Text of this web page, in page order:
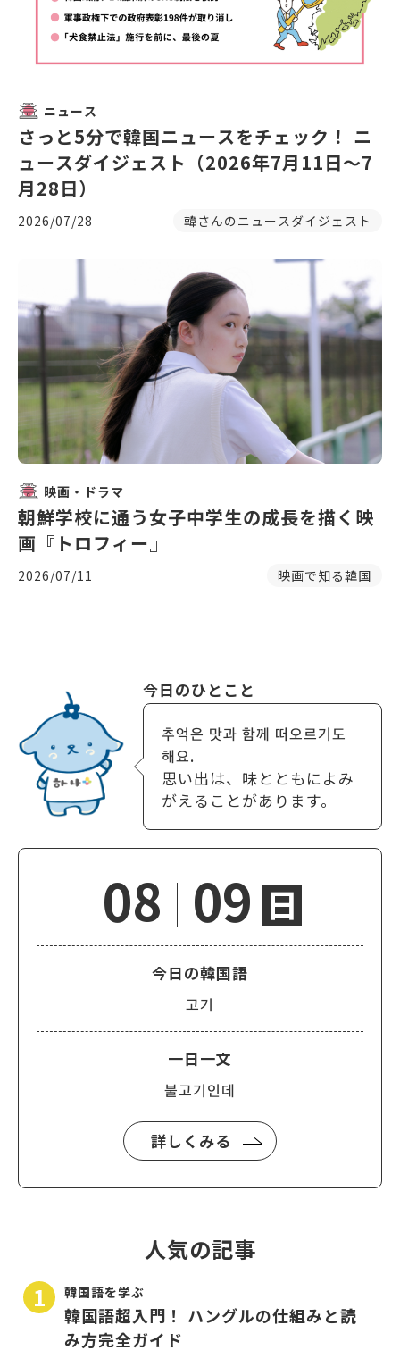
ニュース
さっと5分で韓国ニュースをチェック！ ニ
ュースダイジェスト（2026年7月11日～7
月28日）
2026/07/28 韓さんのニュースダイジェスト
映画・ドラマ
朝鮮学校に通う女子中学生の成長を描く映
画『トロフィー』
2026/07/11 映画で知る韓国
今日のひとこと
추억은 맛과 함께 떠오르기도
해요.
思い出は、味とともによみ
がえることがあります。
08 09 日
今日の韓国語
고기
一日一文
불고기인데
詳しくみる
人気の記事
韓国語を学ぶ
韓国語超入門！ ハングルの仕組みと読
み方完全ガイド